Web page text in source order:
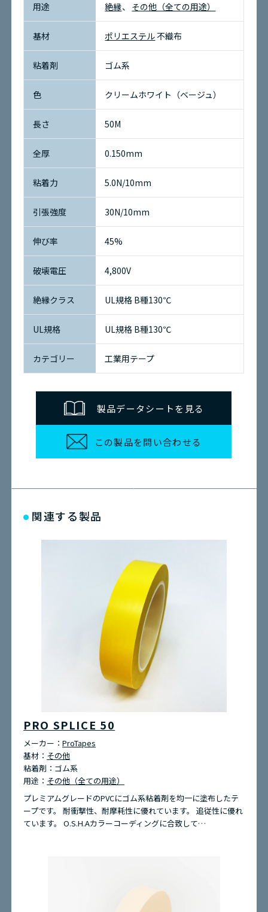
用途 絶縁 その他（全ての用途）
基材 ポリエステル不織布
粘着剤 ゴム系
色 クリームホワイト（ベージュ）
長さ 50M
全厚 0.150mm
粘着力 5.0N/10mm
引張強度 30N/10mm
伸び率 45%
破壊電圧 4,800V
絶縁クラス UL規格 B種130℃
UL規格 UL規格 B種130℃
カテゴリー 工業用テープ
製品データシートを見る
この製品を問い合わせる
関連する製品
PRO SPLICE 50
メーカー：ProTapes
基材： その他
粘着剤： ゴム系
用途： その他（全ての用途）
プレミアムグレードのPVCにゴム系粘着剤を均一に塗布したテ
ープです。 耐衝撃性、耐摩耗性に優れています。 追従性に優れ
ています。 O.S.H.Aカラーコーディングに合致して…